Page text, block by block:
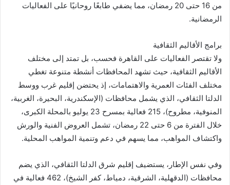
من 16 حتى 20 رمضان، مما يضفي طابعًا روحانيًا على الفعاليات
الرمضانية.
برامج الأقاليم الثقافية
ولا تقتصر الفعاليات على القاهرة فحسب، بل تمتد إلى مختلف
الأقاليم الثقافية، حيث تشهد المحافظات أنشطة متنوعة تغطي
مختلف الفئات العمرية والاهتمامات، إذ يحتضن إقليم غرب ووسط
الدلتا الثقافي، الذي يشمل محافظات (الإسكندرية، البحيرة، الغربية،
المنوفية، مطروح)، 215 فعالية بمسرح 23 يوليو بالمحلة الكبرى،
خلال الفترة من 6 حتى 22 رمضان، تشمل العروض الفنية والورش
واكتشاف المواهب، مما يسهم في دعم وتنمية المواهب المحلية.
وفي نفس الإطار، يستضيف إقليم شرق الدلتا الثقافي، الذي يضم
محافظات (الدقهلية، الشرقية، دمياط، كفر الشيخ)، 462 فعالية في